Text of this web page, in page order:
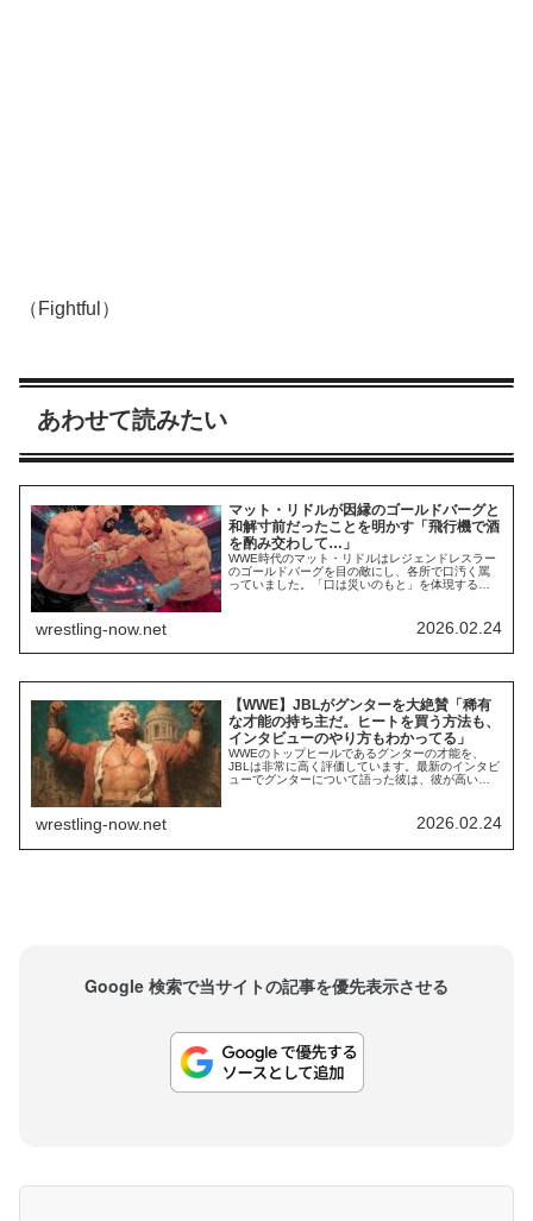
（Fightful）
あわせて読みたい
マット・リドルが因縁のゴールドバーグと
和解寸前だったことを明かす「飛行機で酒
を酌み交わして…」
WWE時代のマット・リドルはレジェンドレスラー
のゴールドバーグを目の敵にし、各所で口汚く罵
っていました。「口は災いのもと」を体現するト
WWE退団後はCMパンクを徹底的に批判していま
す。しかし、最もよく知られているのはゴールド
wrestling-now.net 2026.02.24
【WWE】JBLがグンターを大絶賛「稀有
な才能の持ち主だ。ヒートを買う方法も、
インタビューのやり方もわかってる」
WWEのトップヒールであるグンターの才能を、
JBLは非常に高く評価しています。最新のインタビ
ューでグンターについて語った彼は、彼が高いレ
しました。彼は最高だ、本当に素晴らしいよ。彼
のすべてがね。最高だと思っている。彼ほどのヒ
wrestling-now.net 2026.02.24
Google 検索で当サイトの記事を優先表示させる